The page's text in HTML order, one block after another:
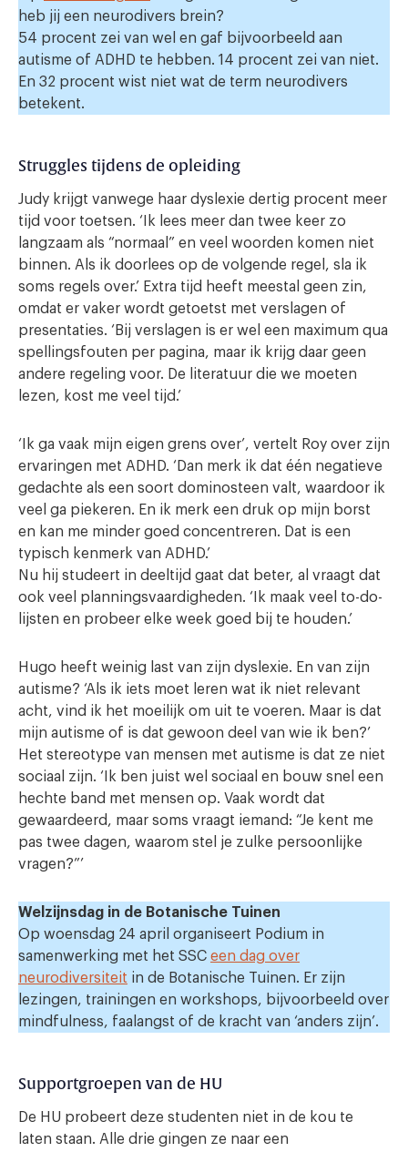
heb jij een neurodivers brein?
54 procent zei van wel en gaf bijvoorbeeld aan
autisme of ADHD te hebben. 14 procent zei van niet.
En 32 procent wist niet wat de term neurodivers
betekent.
Struggles tijdens de opleiding
Judy krijgt vanwege haar dyslexie dertig procent meer
tijd voor toetsen. ‘Ik lees meer dan twee keer zo
langzaam als “normaal” en veel woorden komen niet
binnen. Als ik doorlees op de volgende regel, sla ik
soms regels over.’ Extra tijd heeft meestal geen zin,
omdat er vaker wordt getoetst met verslagen of
presentaties. ‘Bij verslagen is er wel een maximum qua
spellingsfouten per pagina, maar ik krijg daar geen
andere regeling voor. De literatuur die we moeten
lezen, kost me veel tijd.’
‘Ik ga vaak mijn eigen grens over’, vertelt Roy over zijn
ervaringen met ADHD. ‘Dan merk ik dat één negatieve
gedachte als een soort dominosteen valt, waardoor ik
veel ga piekeren. En ik merk een druk op mijn borst
en kan me minder goed concentreren. Dat is een
typisch kenmerk van ADHD.’
Nu hij studeert in deeltijd gaat dat beter, al vraagt dat
ook veel planningsvaardigheden. ‘Ik maak veel to-do-
lijsten en probeer elke week goed bij te houden.’
Hugo heeft weinig last van zijn dyslexie. En van zijn
autisme? ‘Als ik iets moet leren wat ik niet relevant
acht, vind ik het moeilijk om uit te voeren. Maar is dat
mijn autisme of is dat gewoon deel van wie ik ben?’
Het stereotype van mensen met autisme is dat ze niet
sociaal zijn. ‘Ik ben juist wel sociaal en bouw snel een
hechte band met mensen op. Vaak wordt dat
gewaardeerd, maar soms vraagt iemand: “Je kent me
pas twee dagen, waarom stel je zulke persoonlijke
vragen?”’
Welzijnsdag in de Botanische Tuinen
Op woensdag 24 april organiseert Podium in
samenwerking met het SSC een dag over
neurodiversiteit in de Botanische Tuinen. Er zijn
lezingen, trainingen en workshops, bijvoorbeeld over
mindfulness, faalangst of de kracht van ‘anders zijn’.
Supportgroepen van de HU
De HU probeert deze studenten niet in de kou te
laten staan. Alle drie gingen ze naar een